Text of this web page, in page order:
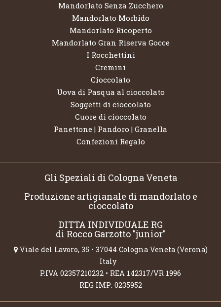
Mandorlato Senza Zucchero
Mandorlato Morbido
Mandorlato Ricoperto
Mandorlato Gran Riserva Gocce
I Rocchettini
Cremini
Cioccolato
Uova di Pasqua al cioccolato
Soggetti di cioccolato
Cuore di cioccolato
Panettone | Pandoro | Granella
Confezioni Regalo
Gli Speziali di Cologna Veneta
Produzione artigianale di mandorlato e
cioccolato
DITTA INDIVIDUALE RG
di Rocco Garzotto "junior"
Viale del Lavoro, 35 • 37044 Cologna Veneta (Verona)
Italy
P.IVA 02357210232 • REA 142317/VR 1996
REG IMP: 0235952